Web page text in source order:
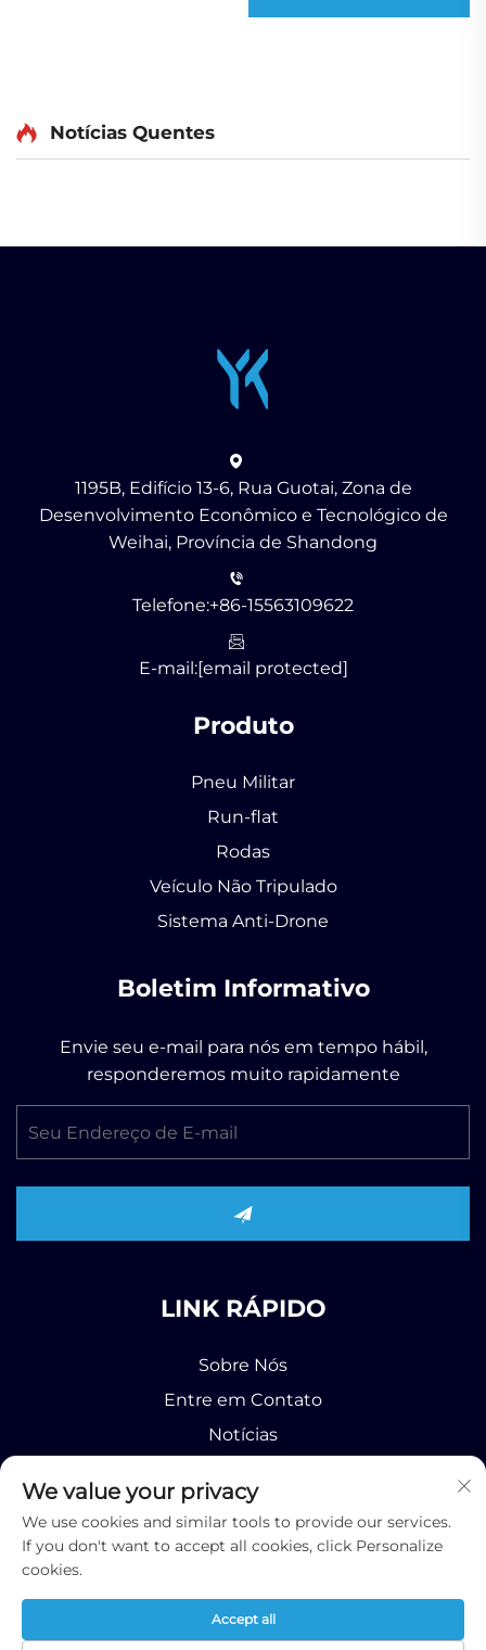
Notícias Quentes
1195B, Edifício 13-6, Rua Guotai, Zona de
Desenvolvimento Econômico e Tecnológico de
Weihai, Província de Shandong
Telefone:+86-15563109622
E-mail:[email protected]
Produto
Pneu Militar
Run-flat
Rodas
Veículo Não Tripulado
Sistema Anti-Drone
Boletim Informativo
Envie seu e-mail para nós em tempo hábil,
responderemos muito rapidamente
LINK RÁPIDO
Sobre Nós
Entre em Contato
Notícias
Direitos autorais © 2026 Runhao (Shandong)
International Business Co., Ltd;
We value your privacy
We use cookies and similar tools to provide our services.
If you don't want to accept all cookies, click Personalize
cookies.
Accept all